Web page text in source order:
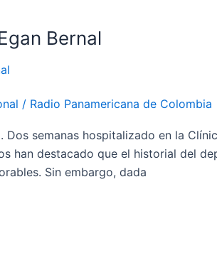
Bernal
/ Radio Panamericana de Colombia
Dos semanas hospitalizado en la
han destacado que el historial del
Sin embargo, dada